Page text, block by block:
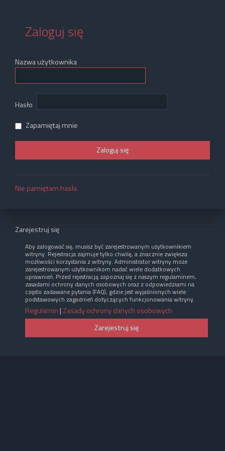
Zaloguj się
Nazwa użytkownika
Hasło
Zapamiętaj mnie
Nie pamiętam hasła
Zarejestruj się
Aby zalogować się, musisz być zarejestrowanym użytkownikiem
witryny. Rejestracja zajmuje tylko chwilę, a znacznie zwiększa
możliwości korzystania z witryny. Administrator witryny może
zarejestrowanym użytkownikom nadać wiele dodatkowych
uprawnień. Przed rejestracją zapoznaj się z naszym regulaminem,
zasadami ochrony danych osobowych oraz z odpowiedziami na
często zadawane pytania (FAQ), gdzie jest wyjaśnionych wiele
podstawowych zagadnień dotyczących funkcjonowania witryny.
Regulamin | Zasady ochrony danych osobowych
Zarejestruj się